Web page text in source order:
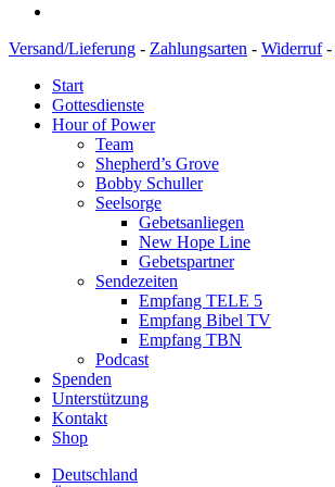
Versand/Lieferung - Zahlungsarten - Widerruf-
Start
Gottesdienste
Hour of Power
Team
Shepherd’s Grove
Bobby Schuller
Seelsorge
Gebetsanliegen
New Hope Line
Gebetspartner
Sendezeiten
Empfang TELE 5
Empfang Bibel TV
Empfang TBN
Podcast
Spenden
Unterstützung
Kontakt
Shop
Deutschland